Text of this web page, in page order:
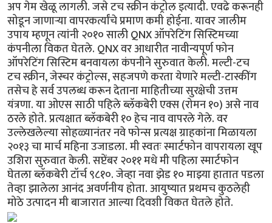
अप गेम खेळू लागली. जसे टच स्क्रीन कंट्रोल इत्यादी. एवढे करूनही
सोडून जाणार्‍या वापरकर्त्यांचे प्रमाण कमी होईना. यावर जालीम
उपाय म्हणून त्यांनी २०१० साली QNX ऑपरेटिंग सिस्टिमच्या
कंपनीला विकत घेतले. QNX वर आधारीत नावीन्यपूर्ण फोन
ऑपरेटिंग सिस्टिम बनवायला कंपनीने सुरुवात केली. मल्टी-टच
टच स्क्रीन, जेस्चर कंट्रोल्स, सहजपणे करता येणारे मल्टी-टास्कींग
तसेच हे सर्व उपलब्ध करून देताना माहितीच्या सुरक्षेची उत्तम
यंत्रणा. या ओएस साठी पहिले ब्लॅकबेरी एक्स (रोमन १०) असे नाव
ठरले होते. प्रत्यक्षात ब्लॅकबेरी १० हेच नाव वापरले गेले. वर
उल्लेखलेल्या सोहळ्यानंतर नवे फोन्स प्रत्यक्ष ग्राहकांना मिळायला
२०१३ चा मार्च महिना उजाडला. मी स्वतः स्मार्टफोन वापरायला खूप
उशिरा सुरुवात केली. सप्टेंबर २०११ मधे मी पहिला स्मार्टफोन
घेतला ब्लॅकबेरी टॉर्च ९८१०. जेव्हा नवा झेड १० माझ्या हातात पडला
तेव्हा झालेला आनंद अवर्णनीय होता. आयुष्यात प्रथमच कुठलेही
मोठे उत्पादन मी बाजारात आल्या दिवशी विकत घेतले होते.